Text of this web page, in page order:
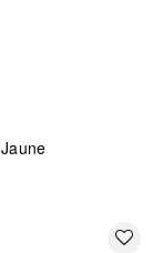
favorite_border